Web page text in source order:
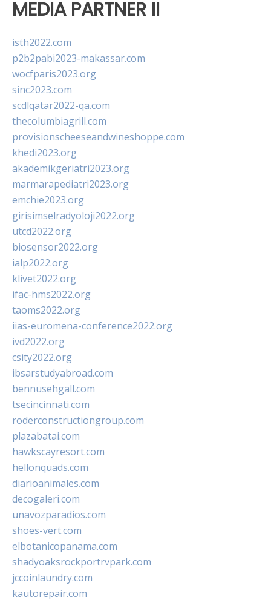
MEDIA PARTNER II
isth2022.com
p2b2pabi2023-makassar.com
wocfparis2023.org
sinc2023.com
scdlqatar2022-qa.com
thecolumbiagrill.com
provisionscheeseandwineshoppe.com
khedi2023.org
akademikgeriatri2023.org
marmarapediatri2023.org
emchie2023.org
girisimselradyoloji2022.org
utcd2022.org
biosensor2022.org
ialp2022.org
klivet2022.org
ifac-hms2022.org
taoms2022.org
iias-euromena-conference2022.org
ivd2022.org
csity2022.org
ibsarstudyabroad.com
bennusehgall.com
tsecincinnati.com
roderconstructiongroup.com
plazabatai.com
hawkscayresort.com
hellonquads.com
diarioanimales.com
decogaleri.com
unavozparadios.com
shoes-vert.com
elbotanicopanama.com
shadyoaksrockportrvpark.com
jccoinlaundry.com
kautorepair.com